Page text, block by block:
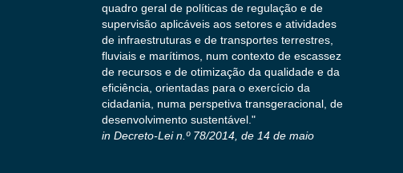
quadro geral de políticas de regulação e de
supervisão aplicáveis aos setores e atividades
de infraestruturas e de transportes terrestres,
fluviais e marítimos, num contexto de escassez
de recursos e de otimização da qualidade e da
eficiência, orientadas para o exercício da
cidadania, numa perspetiva transgeracional, de
desenvolvimento sustentável."
in Decreto-Lei n.º 78/2014, de 14 de maio